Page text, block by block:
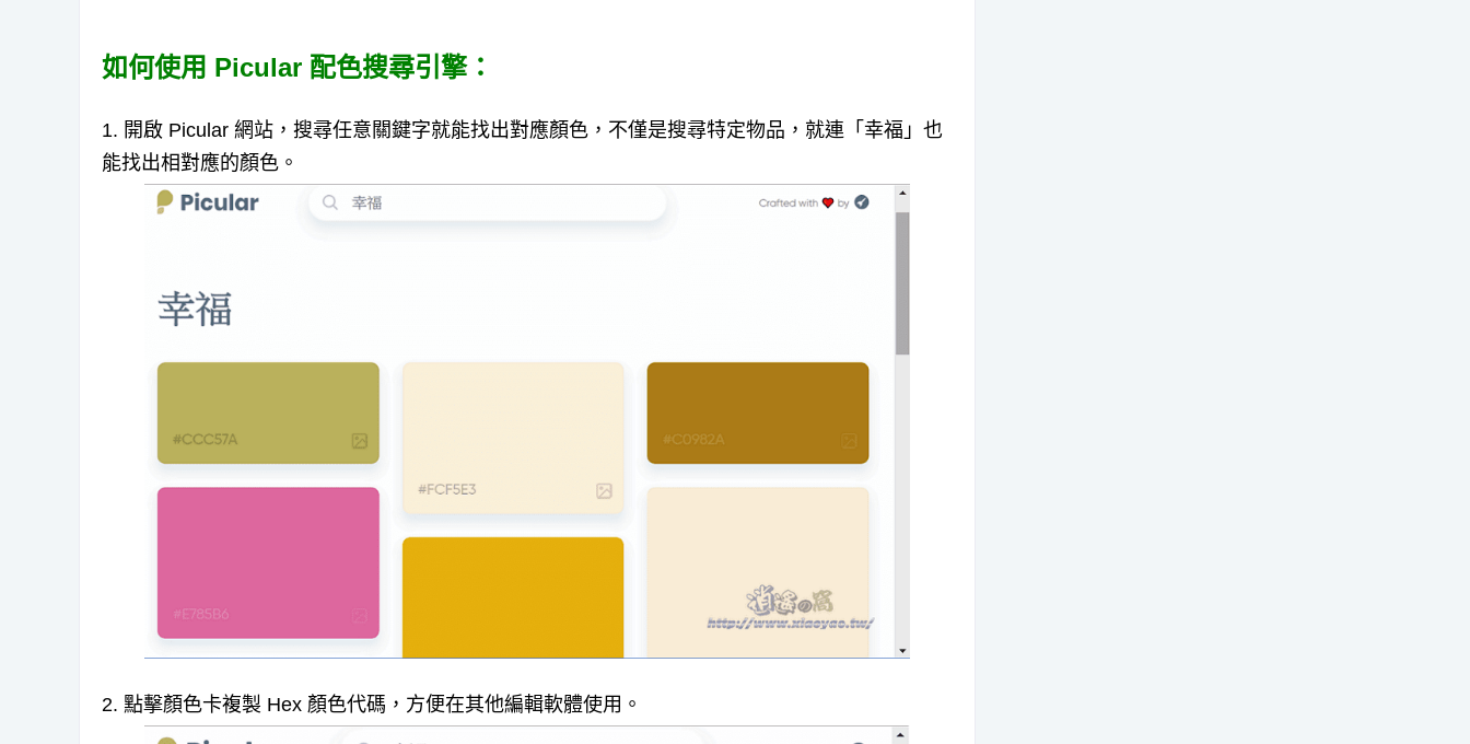
如何使用 Picular 配色搜尋引擎：
1. 開啟 Picular 網站，搜尋任意關鍵字就能找出對應顏色，不僅是搜尋特定物品，就連「幸福」也
能找出相對應的顏色。
2. 點擊顏色卡複製 Hex 顏色代碼，方便在其他編輯軟體使用。